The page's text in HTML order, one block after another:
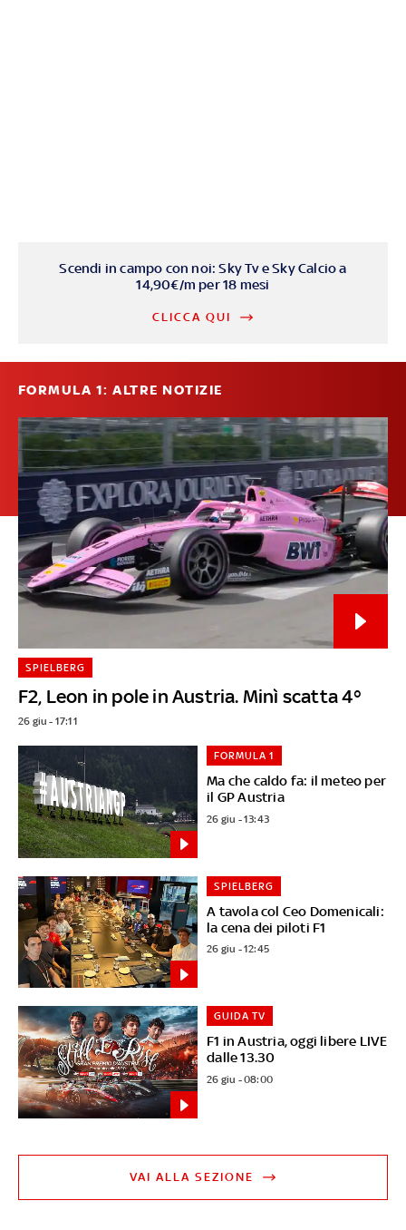
Scendi in campo con noi: Sky Tv e Sky Calcio a
14,90€/m per 18 mesi
CLICCA QUI
FORMULA 1: ALTRE NOTIZIE
F2, Leon in pole in Austria. Minì scatta 4°
SPIELBERG
26 giu - 17:11
Ma che caldo fa: il meteo per
il GP Austria
FORMULA 1
26 giu - 13:43
A tavola col Ceo Domenicali:
la cena dei piloti F1
SPIELBERG
26 giu - 12:45
F1 in Austria, oggi libere LIVE
dalle 13.30
GUIDA TV
26 giu - 08:00
VAI ALLA SEZIONE